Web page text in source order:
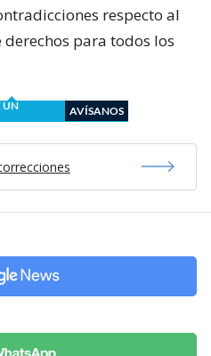
respecto al
para todos los
UN
AVÍSANOS